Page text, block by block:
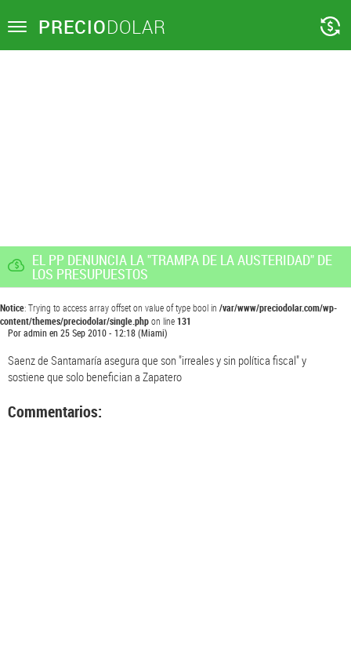
Toggle PRECIODOLAR
EL PP DENUNCIA LA "TRAMPA DE LA AUSTERIDAD" DE
LOS PRESUPUESTOS
Notice: Trying to access array offset on value of type bool in /var/www/preciodolar.com/wp-
content/themes/preciodolar/single.phpon line131
Poradminen25 Sep 2010 - 12:18(Miami)
Saenz de Santamaría asegura que son "irreales y sin política fiscal" y
sostiene que solo benefician a Zapatero
Commentarios: